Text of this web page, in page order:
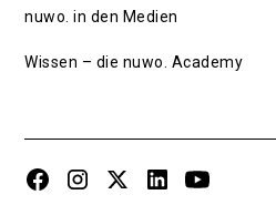
nuwo. in den Medien
Wissen – die nuwo. Academy